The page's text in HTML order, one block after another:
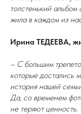
толстенький
жила в каждом из
Ирина ТЕДЕЕВА,
– С большим
которые достались
история нашей
Да, со временем
не теряют